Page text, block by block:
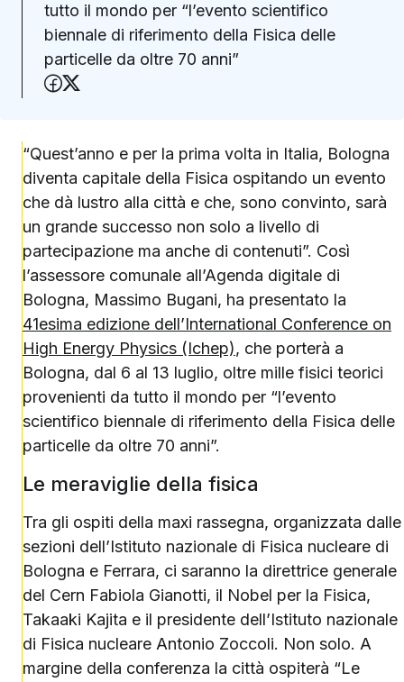
tutto il mondo per “l’evento scientifico
biennale di riferimento della Fisica delle
particelle da oltre 70 anni”
Condividi su Facebook
“Quest’anno e per la prima volta in Italia, Bologna
diventa capitale della Fisica ospitando un evento
che dà lustro alla città e che, sono convinto, sarà
un grande successo non solo a livello di
partecipazione ma anche di contenuti”. Così
l’assessore comunale all’Agenda digitale di
Bologna, Massimo Bugani, ha presentato la
41esima edizione dell’International Conference on
High Energy Physics (Ichep), che porterà a
Bologna, dal 6 al 13 luglio, oltre mille fisici teorici
provenienti da tutto il mondo per “l’evento
scientifico biennale di riferimento della Fisica delle
particelle da oltre 70 anni”.
Le meraviglie della fisica
Tra gli ospiti della maxi rassegna, organizzata dalle
sezioni dell’Istituto nazionale di Fisica nucleare di
Bologna e Ferrara, ci saranno la direttrice generale
del Cern Fabiola Gianotti, il Nobel per la Fisica,
Takaaki Kajita e il presidente dell’Istituto nazionale
di Fisica nucleare Antonio Zoccoli. Non solo. A
margine della conferenza la città ospiterà “Le